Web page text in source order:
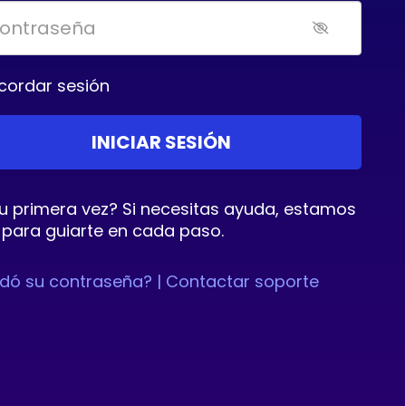
sesión
primera vez? Si necesitas ayuda, estamos
guiarte en cada paso.
su contraseña? | Contactar soporte